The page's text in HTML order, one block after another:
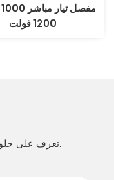
1200 فولت
تعرف على حلولنا الأكثر كفاءة وأمانًا لحماية الدوائر واستخدمها.